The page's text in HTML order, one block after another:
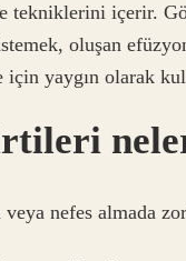
içerir.
oluşan
için yaygın olarak
nefes almada